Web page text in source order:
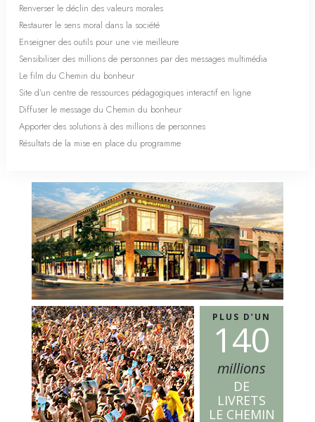
Renverser le déclin des valeurs morales
Restaurer le sens moral dans la société
Enseigner des outils pour une vie meilleure
Sensibiliser des millions de personnes par des messages multimédia
Le film du Chemin du bonheur
Site d’un centre de ressources pédagogiques interactif en ligne
Diffuser le message du Chemin du bonheur
Apporter des solutions à des millions de personnes
Résultats de la mise en place du programme
PLUS D’UN
140
millions
DE
LIVRETS
LE CHEMIN